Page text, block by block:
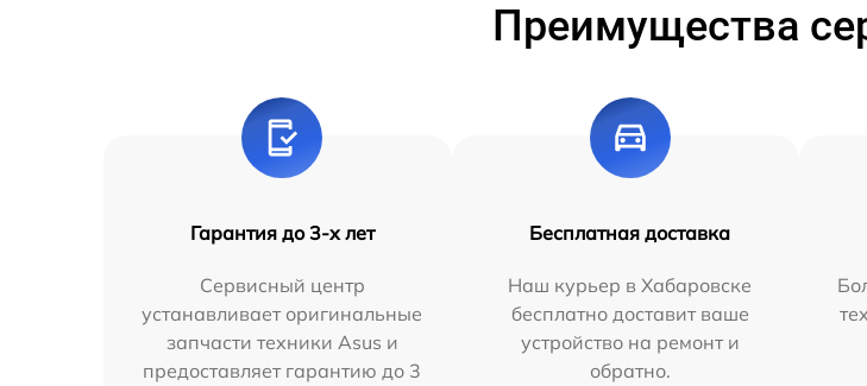
Преимущества
Гарантия до 3-х лет
Сервисный центр
устанавливает оригинальные
запчасти техники Asus и
предоставляет гарантию до 3
Бесплатная доставка
Наш курьер в Хабаровске
бесплатно доставит ваше
устройство на ремонт и
обратно.